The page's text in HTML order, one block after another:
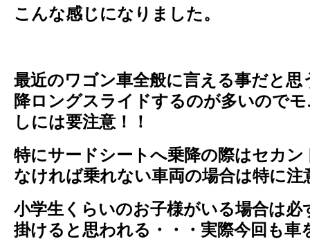
こんな感じになりました。
最近のワゴン車全般に言える事だと思
降ロングスライドするのが多いので
しには要注意！！
特にサードシートへ乗降の際はセカ
なければ乗れない車両の場合は特に注
小学生くらいのお子様がいる場合は
掛けると思われる・・・実際今回も車